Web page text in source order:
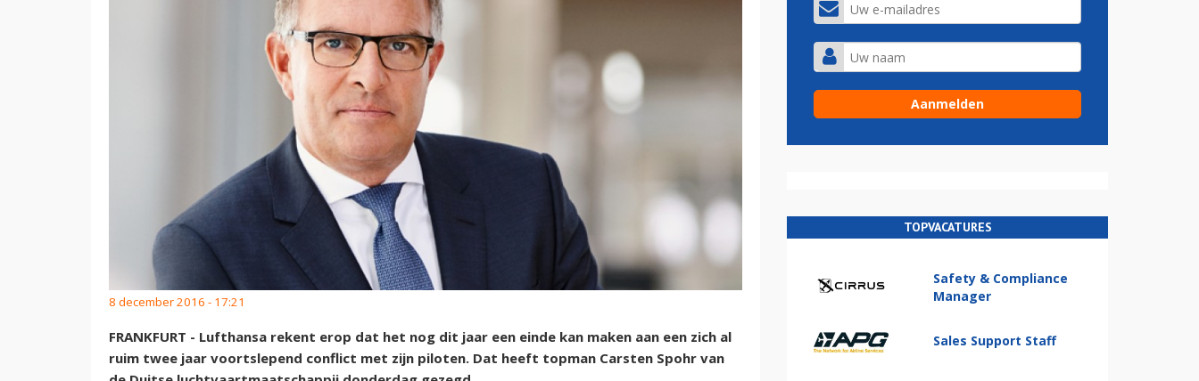
8 december 2016 - 17:21
FRANKFURT - Lufthansa rekent erop dat het nog dit jaar een einde kan maken aan een zich al
ruim twee jaar voortslepend conflict met zijn piloten. Dat heeft topman Carsten Spohr van
TOPVACATURES
Safety & Compliance
Manager
Sales Support Staff